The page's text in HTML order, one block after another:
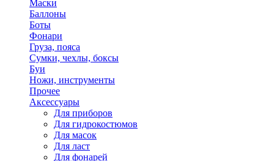
Маски
Баллоны
Боты
Фонари
Груза, пояса
Сумки, чехлы, боксы
Буи
Ножи, инструменты
Прочее
Аксессуары
Для приборов
Для гидрокостюмов
Для масок
Для ласт
Для фонарей